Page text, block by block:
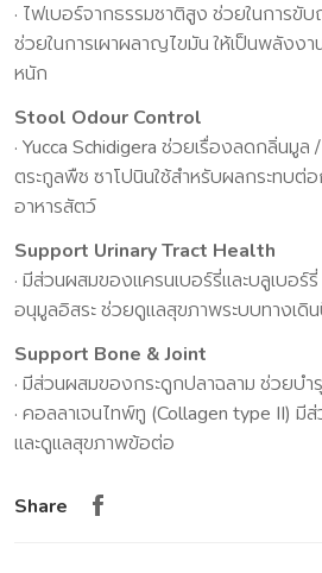
· ไฟเบอร์จากธรรมชาติสูง ช่วยในการขั
ช่วยในการเผาผลาญไขมัน ให้เป็นพลังง
หนัก
Stool Odour Control
· Yucca Schidigera ช่วยเรื่องลดกลิ่นมูล
ตระกูลพืช ซาโปนินใช้สําหรับผลกระทบต่
อาหารสัตว์
Support Urinary Tract Health
· มีส่วนผสมของแครนเบอร์รี่และบลูเบอร์
อนุมูลอิสระ ช่วยดูแลสุขภาพระบบทางเดิน
Support Bone & Joint
· มีส่วนผสมของกระดูกปลาฉลาม ช่วยบํา
· คอลลาเจนไทพ์ทู (Collagen type II) มี
และดูแลสุขภาพข้อต่อ
Share